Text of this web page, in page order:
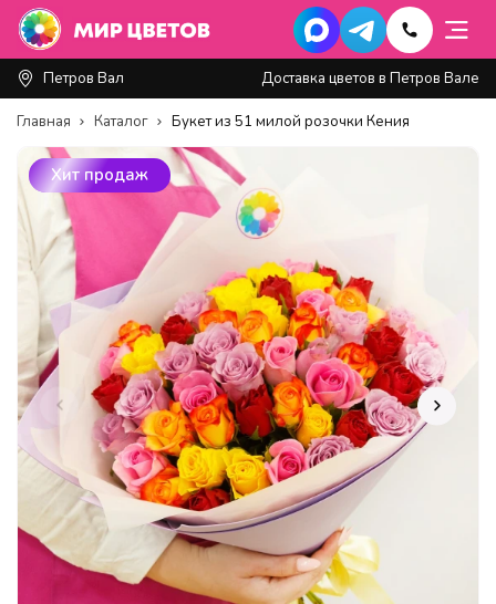
Петров Вал Доставка цветов в Петров Вале
Главная Каталог Букет из 51 милой розочки Кения
Хит продаж